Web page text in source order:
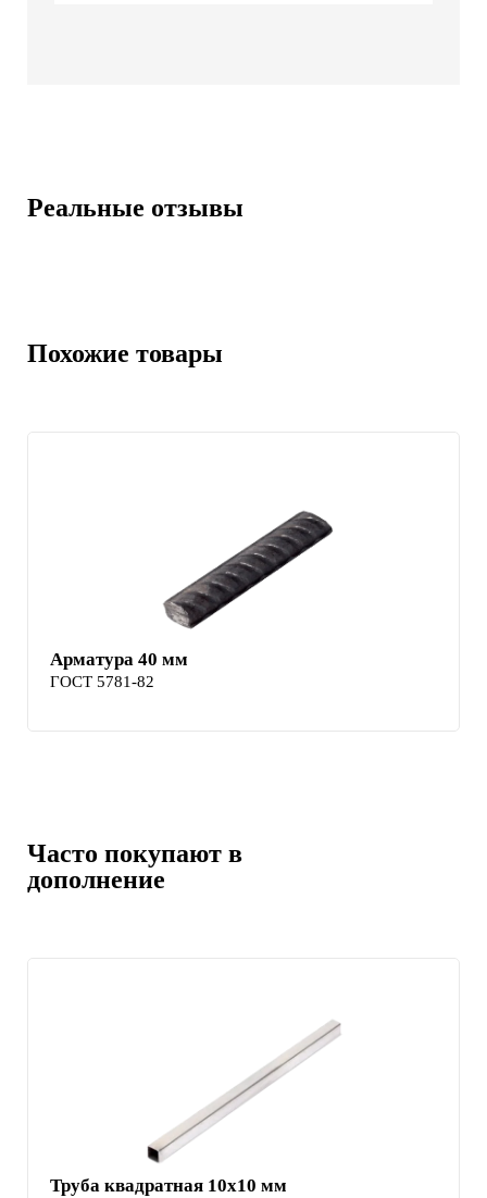
Реальные отзывы
Похожие товары
Арматура 40 мм
ГОСТ 5781-82
Часто покупают в
дополнение
Труба квадратная 10х10 мм